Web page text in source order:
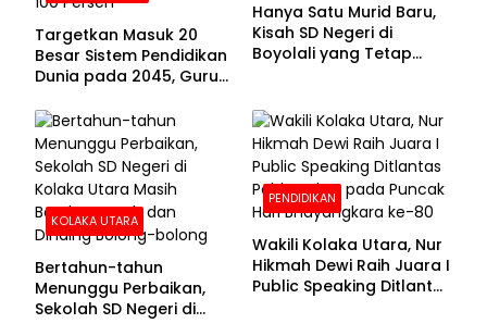
Targetkan Masuk 20
Besar Sistem Pendidikan
Dunia pada 2045, Guru
100 Persen
Hanya Satu Murid Baru,
Kisah SD Negeri di
Boyolali yang Tetap
KOLAKA UTARA
Bertahun-tahun
Menunggu Perbaikan,
Sekolah SD Negeri di
PENDIDIKAN
Wakili Kolaka Utara, Nur
Hikmah Dewi Raih Juara I
Public Speaking Ditlantas